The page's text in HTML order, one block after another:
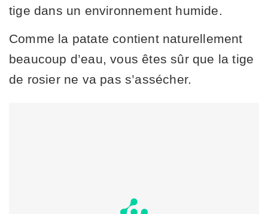
tige dans un environnement humide.
Comme la patate contient naturellement
beaucoup d’eau, vous êtes sûr que la tige
de rosier ne va pas s’assécher.